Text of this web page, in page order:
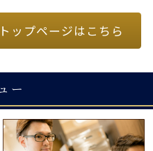
ップページはこちら
ー